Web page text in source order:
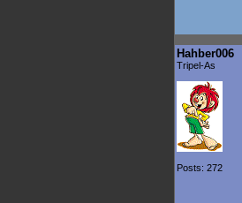
Hahber006
Tripel-As
Posts: 272